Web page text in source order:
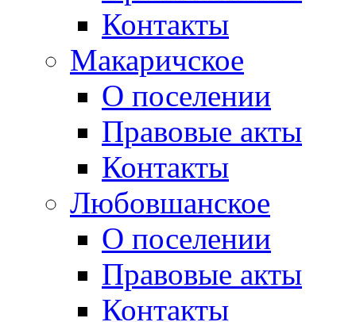
Контакты
Макаричское
О поселении
Правовые акты
Контакты
Любовшанское
О поселении
Правовые акты
Контакты